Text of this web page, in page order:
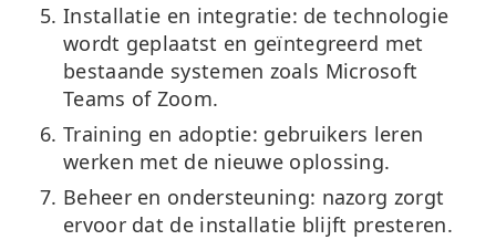
Installatie en integratie: de technologie
wordt geplaatst en geïntegreerd met
bestaande systemen zoals Microsoft
Teams of Zoom.
Training en adoptie: gebruikers leren
werken met de nieuwe oplossing.
Beheer en ondersteuning: nazorg zorgt
ervoor dat de installatie blijft presteren.